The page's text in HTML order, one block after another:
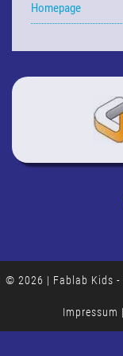
Homepage
© 2026 | Fablab Kids
Impressum |